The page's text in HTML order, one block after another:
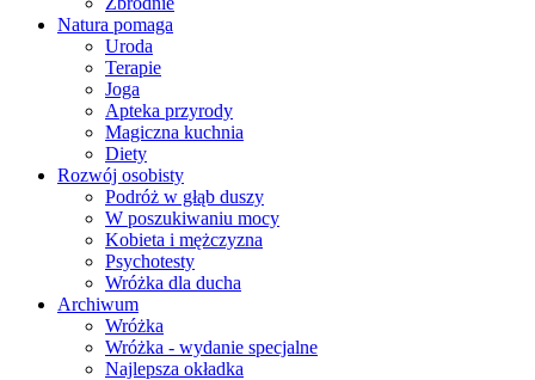
Natura pomaga
Uroda
Terapie
Joga
Apteka przyrody
Magiczna kuchnia
Diety
Rozwój osobisty
Podróż w głąb duszy
W poszukiwaniu mocy
Kobieta i mężczyzna
Psychotesty
Wróżka dla ducha
Archiwum
Wróżka
Wróżka - wydanie specjalne
Najlepsza okładka